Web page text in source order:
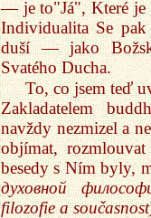
— je to"Já", Které je
Individualita Se
duší — jako
Svatého Ducha.
To, co jsem teď
Zakladatelem
navždy nezmizel a
objímat,
besedy s Ním byly,
духовной
filozofie a